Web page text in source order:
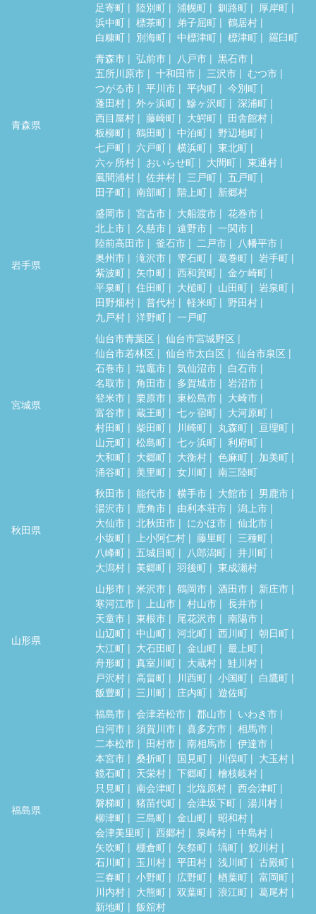
足寄町
陸別町 浦幌町 釧路町
厚岸町
浜中町
標茶町 弟子屈町
鶴居村
白糠町
別海町 中標津町 標津町 羅臼町
青森県
青森市 弘前市 八戸市
黒石市
五所川原市
十和田市 三沢市
むつ市
つがる市
平川市 平内町
今別町
蓬田村
外ヶ浜町 鰺ヶ沢町
深浦町
西目屋村
藤崎町 大鰐町
田舎館村
板柳町
鶴田町 中泊町
野辺地町
七戸町
六戸町 横浜町
東北町
六ヶ所村
おいらせ町 大間町
東通村
風間浦村
佐井村 三戸町
五戸町
田子町
南部町 階上町 新郷村
岩手県
盛岡市 宮古市 大船渡市
花巻市
北上市
久慈市 遠野市
一関市
陸前高田市
釜石市 二戸市
八幡平市
奥州市
滝沢市 雫石町 葛巻町
岩手町
紫波町
矢巾町 西和賀町
金ケ崎町
平泉町
住田町 大槌町 山田町
岩泉町
田野畑村
普代村 軽米町
野田村
九戸村
洋野町 一戸町
宮城県
仙台市青葉区
仙台市宮城野区
仙台市若林区
仙台市太白区
仙台市泉区
石巻市
塩竈市 気仙沼市
白石市
名取市
角田市 多賀城市
岩沼市
登米市
栗原市 東松島市
大崎市
富谷市
蔵王町 七ヶ宿町
大河原町
村田町
柴田町 川崎町 丸森町
亘理町
山元町
松島町 七ヶ浜町
利府町
大和町
大郷町 大衡村 色麻町
加美町
涌谷町
美里町 女川町 南三陸町
秋田県
秋田市 能代市 横手市 大館市
男鹿市
湯沢市
鹿角市 由利本荘市
潟上市
大仙市
北秋田市 にかほ市
仙北市
小坂町
上小阿仁村 藤里町
三種町
八峰町
五城目町 八郎潟町
井川町
大潟村
美郷町 羽後町 東成瀬村
山形県
山形市 米沢市 鶴岡市 酒田市
新庄市
寒河江市
上山市 村山市
長井市
天童市
東根市 尾花沢市
南陽市
山辺町
中山町 河北町 西川町
朝日町
大江町
大石田町 金山町
最上町
舟形町
真室川町 大蔵村
鮭川村
戸沢村
高畠町 川西町 小国町
白鷹町
飯豊町
三川町 庄内町 遊佐町
福島県
福島市 会津若松市 郡山市
いわき市
白河市
須賀川市 喜多方市
相馬市
二本松市
田村市 南相馬市
伊達市
本宮市
桑折町 国見町 川俣町
大玉村
鏡石町
天栄村 下郷町
檜枝岐村
只見町
南会津町 北塩原村
西会津町
磐梯町
猪苗代町 会津坂下町
湯川村
柳津町
三島町 金山町
昭和村
会津美里町
西郷村 泉崎村
中島村
矢吹町
棚倉町 矢祭町 塙町
鮫川村
石川町
玉川村 平田村 浅川町
古殿町
三春町
小野町 広野町 楢葉町
富岡町
川内村
大熊町 双葉町 浪江町
葛尾村
新地町
飯舘村